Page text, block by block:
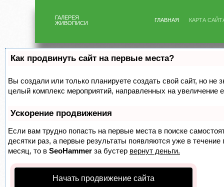
ГАЛЕРЕЯ
ЖИВОПИСИ
ГЛАВНАЯ КАРТА
Как продвинуть сайт на первые места?
Вы создали или только планируете создать свой сайт, но не
целый комплекс мероприятий, направленных на увеличение
Ускорение продвижения
Если вам трудно попасть на первые места в поиске
десятки раз, а первые результаты появляются уже в
месяц, то в SeoHammer за бустер вернут деньги.
Начать продвижение сайта